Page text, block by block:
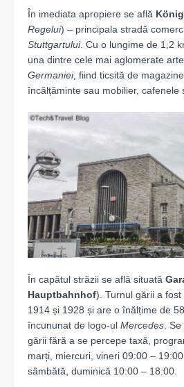
În imediata apropiere se află
Regelui) – principala stradă
Stuttgartului. Cu o lungime de 1,2
una dintre cele mai aglomerate
Germaniei, fiind ticsită de
încălțăminte sau mobilier, cafenele
În capătul străzii se află situată
Hauptbahnhof). Turnul gării a
1914 și 1928 și are o înălțime de
încununat de logo-ul Mercedes .
gării fără a se percepe taxă,
marți, miercuri, vineri 09:00 –
sâmbătă, duminică 10:00 – 18:00.